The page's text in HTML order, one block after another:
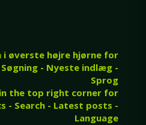
i øverste højre hjørne for
- Nyeste indlæg -
Sprog
the top right corner for
- Search - Latest posts -
Language